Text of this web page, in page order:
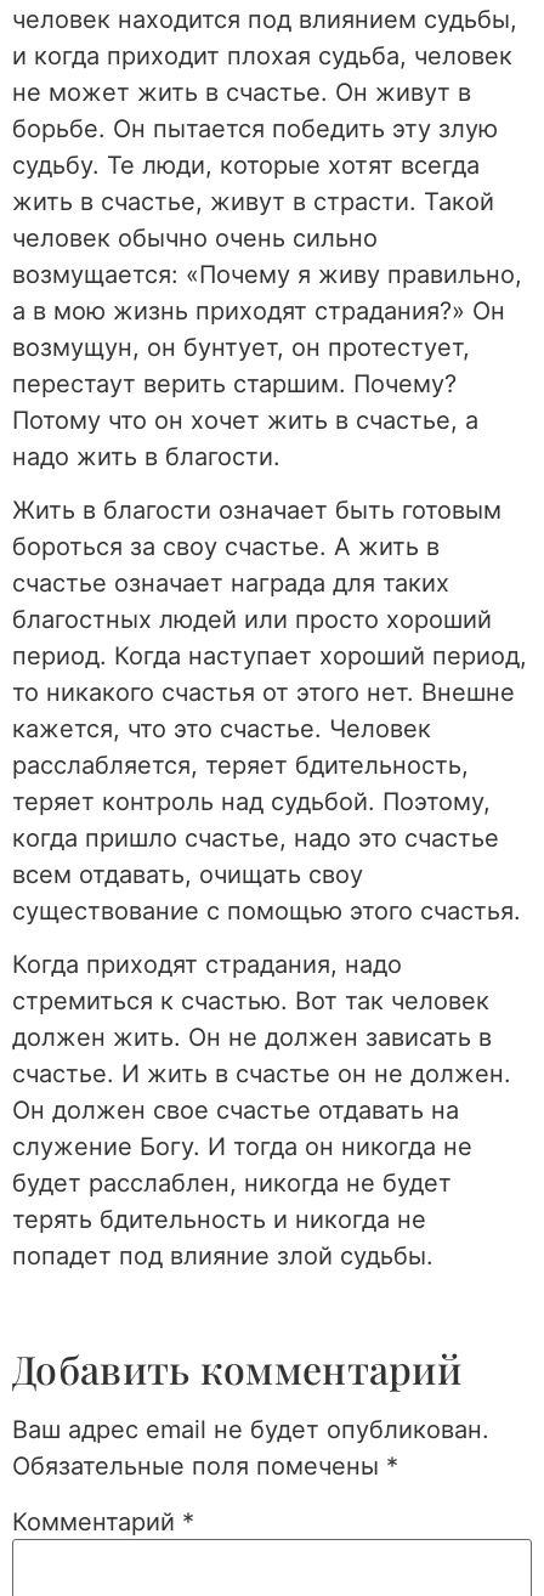
человек находится под влиянием судьбы,
и когда приходит плохая судьба, человек
не может жить в счастье. Он живут в
борьбе. Он пытается победить эту злую
судьбу. Те люди, которые хотят всегда
жить в счастье, живут в страсти. Такой
человек обычно очень сильно
возмущается: «Почему я живу правильно,
а в мою жизнь приходят страдания?» Он
возмущун, он бунтует, он протестует,
перестаут верить старшим. Почему?
Потому что он хочет жить в счастье, а
надо жить в благости.
Жить в благости означает быть готовым
бороться за своу счастье. А жить в
счастье означает награда для таких
благостных людей или просто хороший
период. Когда наступает хороший период,
то никакого счастья от этого нет. Внешне
кажется, что это счастье. Человек
расслабляется, теряет бдительность,
теряет контроль над судьбой. Поэтому,
когда пришло счастье, надо это счастье
всем отдавать, очищать своу
существование с помощью этого счастья.
Когда приходят страдания, надо
стремиться к счастью. Вот так человек
должен жить. Он не должен зависать в
счастье. И жить в счастье он не должен.
Он должен свое счастье отдавать на
служение Богу. И тогда он никогда не
будет расслаблен, никогда не будет
терять бдительность и никогда не
попадет под влияние злой судьбы.
Добавить комментарий
Ваш адрес email не будет опубликован.
Обязательные поля помечены *
Комментарий *